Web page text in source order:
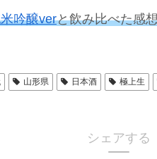
吟醸verと飲み比べた感
山形県 日本酒 極上生
シェアする